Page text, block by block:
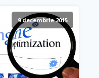
9 decembrie 2015